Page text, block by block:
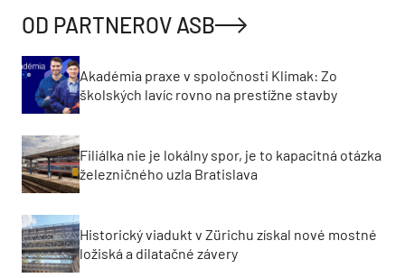
OD PARTNEROV ASB
Akadémia praxe v spoločnosti Klimak: Zo
školských lavíc rovno na prestížne stavby
Filiálka nie je lokálny spor, je to kapacitná otázka
železničného uzla Bratislava
Historický viadukt v Zürichu získal nové mostné
ložiská a dilatačné závery